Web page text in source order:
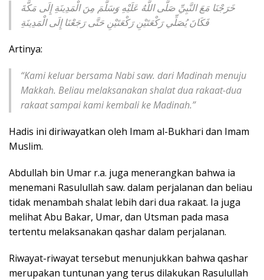
خَرَجْنَا مَعَ النَّبِيِّ صَلَّى اللَّهُ عَلَيْهِ وَسَلَّمَ مِنَ الْمَدِينَةِ إِلَى مَكَّةَ
فَكَانَ يُصَلِّي رَكْعَتَيْنِ رَكْعَتَيْنِ حَتَّى رَجَعْنَا إِلَى الْمَدِينَةِ
Artinya:
“Kami keluar bersama Nabi saw. dari Madinah menuju
Makkah. Beliau melaksanakan shalat dua rakaat-dua
rakaat sampai kami kembali ke Madinah.”
Hadis ini diriwayatkan oleh Imam al-Bukhari dan Imam
Muslim.
Abdullah bin Umar r.a. juga menerangkan bahwa ia
menemani Rasulullah saw. dalam perjalanan dan beliau
tidak menambah shalat lebih dari dua rakaat. Ia juga
melihat Abu Bakar, Umar, dan Utsman pada masa
tertentu melaksanakan qashar dalam perjalanan.
Riwayat-riwayat tersebut menunjukkan bahwa qashar
merupakan tuntunan yang terus dilakukan Rasulullah